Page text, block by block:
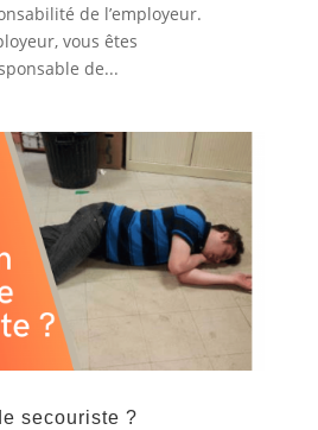
de l’employeur.
vous êtes
de...
secouriste ?